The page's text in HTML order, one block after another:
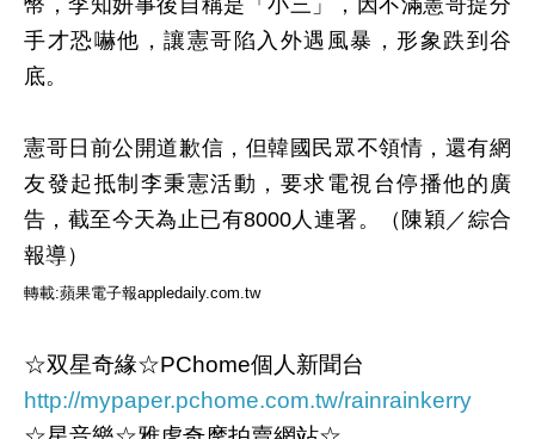
幣，李知妍事後自稱是「小三」，因不滿憲哥提分
手才恐嚇他，讓憲哥陷入外遇風暴，形象跌到谷
底。
憲哥日前公開道歉信，但韓國民眾不領情，還有網
友發起抵制李秉憲活動，要求電視台停播他的廣
告，截至今天為止已有8000人連署。（陳穎／綜合
報導）
轉載:蘋果電子報appledaily.com.tw
☆双星奇緣☆PChome個人新聞台
http://mypaper.pchome.com.tw/rainrainkerry